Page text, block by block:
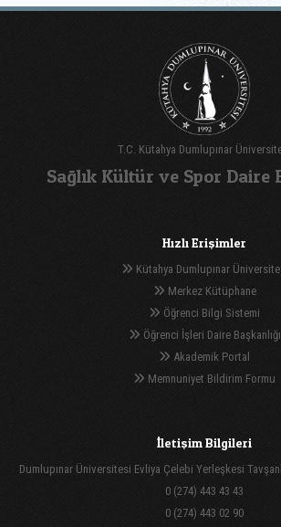
T.C. Kütahya Dumlupınar
Sağlık Kültür ve Spor Daire
Hızlı Erişimler
Kütahya Dumlupınar
Merkez Kütüphane
Öğrenci Bilgi Sistemi
Öğrenci İşleri Daire Başkanlığı
Akademik Portal
Memnuniyet Bildirim Formu
İletişim Bilgileri
Dumlupınar Üniversitesi Evliya Çelebi Yerleşkesi
0 (274) 443 43 43
0 (274) 443 02 90